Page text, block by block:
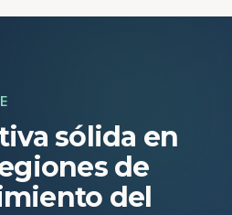
sólida en
de
del